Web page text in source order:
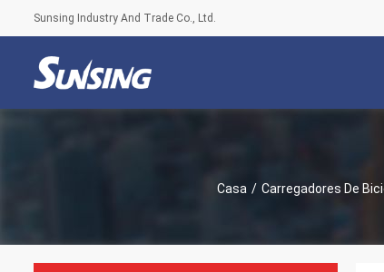
Sunsing Industry And Trade Co., Ltd.
Casa / Carregadores De